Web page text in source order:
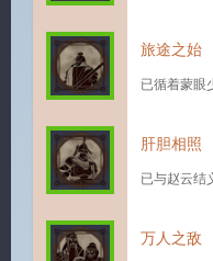
旅途之始
已循着蒙眼
肝胆相照
已与赵云结
万人之敌